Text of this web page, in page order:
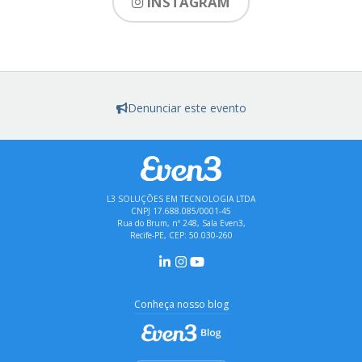
Denunciar este evento
L3 SOLUÇÕES EM TECNOLOGIA LTDA
CNPJ 17.688.085/0001-45
Rua do Brum, nº 248, Sala Even3,
Recife-PE, CEP: 50.030-260
Conheça nosso blog